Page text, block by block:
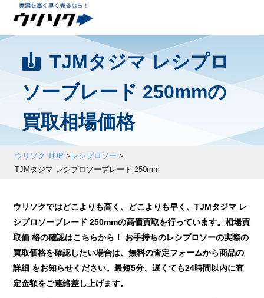
TJMタジマ レシプロ
ソーブレード 250mmの
買取相場価格
ウリソク TOP > レシプロソー >
TJMタジマ レシプロソーブレード 250mm
ウリソクではどこよりも高く、どこよりも早く、TJMタジマ レ
シプロソーブレード 250mmの高価買取を行っています。相場買
取価 格の確認はこちらから！ お手持ちのレシプロソーの実際の
買取価格を確認したい場合は、無料の査定フォームから商品の
詳細 をお知らせください。最短5分、遅くても24時間以内に査
定金額をご連絡差し上げます。